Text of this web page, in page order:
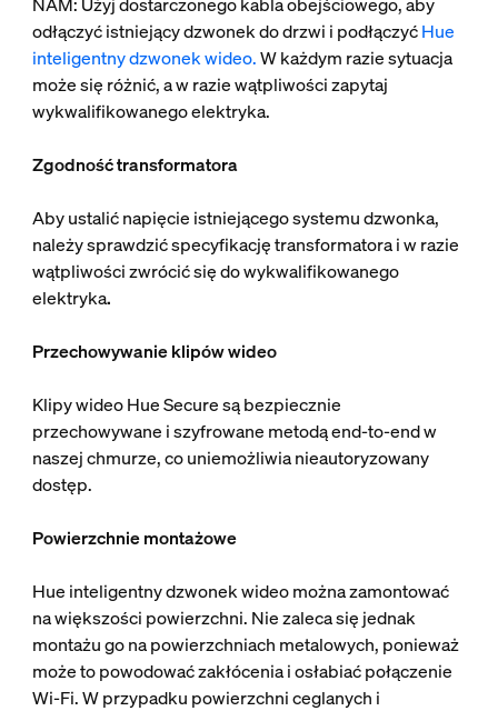
odłączyć istniejący dzwonek do drzwi i podłączyćHue
inteligentny dzwonek wideo.W każdym razie sytuacja
może się różnić, a w razie wątpliwości zapytaj
wykwalifikowanego elektryka.
Zgodność transformatora
Aby ustalić napięcie istniejącego systemu dzwonka,
należy sprawdzić specyfikację transformatora i w razie
wątpliwości zwrócić się do wykwalifikowanego
elektryka.
Przechowywanie klipów wideo
Klipy wideo Hue Secure są bezpiecznie
przechowywane i szyfrowane metodą end-to-end w
naszej chmurze, co uniemożliwia nieautoryzowany
dostęp.
Powierzchnie montażowe
Hue inteligentny dzwonek wideo można zamontować
na większości powierzchni. Nie zaleca się jednak
montażu go na powierzchniach metalowych, ponieważ
może to powodować zakłócenia i osłabiać połączenie
Wi-Fi. W przypadku powierzchni ceglanych i